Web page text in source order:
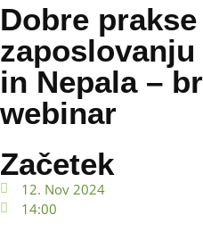
Dobre
in Nepala –
webinar
Začetek
12. Nov 2024
14:00